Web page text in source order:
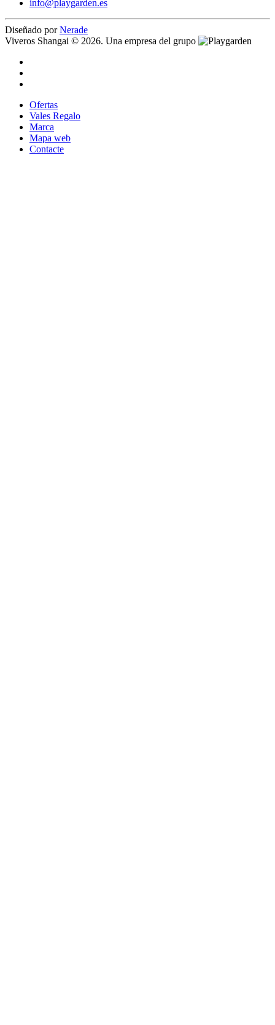
info@playgarden.es
Diseñado porNerade
Viveros Shangai © 2026. Una empresa del grupo
Ofertas
Vales Regalo
Marca
Mapa web
Contacte